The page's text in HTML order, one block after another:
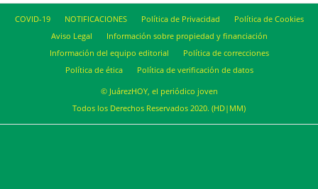
COVID-19 NOTIFICACIONES Política de Privacidad
Política de Cookies
Aviso Legal
Información sobre propiedad y financiación
Información del equipo editorial
Política de correcciones
Política de ética
Política de verificación de datos
© JuárezHOY, el periódico joven
Todos los Derechos Reservados 2020. (HD|MM)